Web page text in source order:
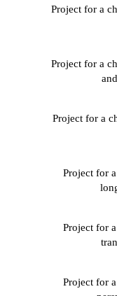
Project for a
Project for a
Project for a
Project for
Project for
Project for